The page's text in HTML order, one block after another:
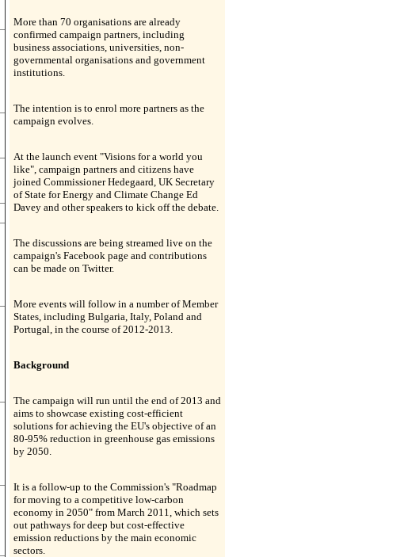
More than 70 organisations are already
confirmed campaign partners, including
business associations, universities, non-
governmental organisations and government
institutions.
The intention is to enrol more partners as the
campaign evolves.
At the launch event "Visions for a world you
like", campaign partners and citizens have
joined Commissioner Hedegaard, UK Secretary
of State for Energy and Climate Change Ed
Davey and other speakers to kick off the debate.
The discussions are being streamed live on the
campaign's Facebook page and contributions
can be made on Twitter.
More events will follow in a number of Member
States, including Bulgaria, Italy, Poland and
Portugal, in the course of 2012-2013.
Background
The campaign will run until the end of 2013 and
aims to showcase existing cost-efficient
solutions for achieving the EU's objective of an
80-95% reduction in greenhouse gas emissions
by 2050.
It is a follow-up to the Commission's "Roadmap
for moving to a competitive low-carbon
economy in 2050" from March 2011, which sets
out pathways for deep but cost-effective
emission reductions by the main economic
sectors.